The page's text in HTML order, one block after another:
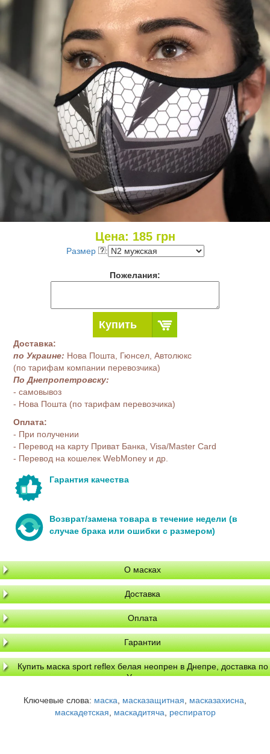
Цена: 185грн
Размер :
Пожелания:
Купить
Доставка:
по Украине: Нова Пошта, Гюнсел, Автолюкс
(по тарифам компании перевозчика)
По Днепропетровску:
- самовывоз
- Нова Пошта (по тарифам перевозчика)
Оплата:
- При получении
- Перевод на карту Приват Банка, Visa/Master Card
- Перевод на кошелек WebMoney и др.
Гарантия качества
Возврат/замена товара в течение недели (в
случае брака или ошибки с размером)
О масках
Доставка
Оплата
Гарантии
Купить маска sport reflex белая неопрен в Днепре, доставка по
Украине
Ключевые слова: маска масказащитная масказахисна
маскадетская
маскадитяча респиратор